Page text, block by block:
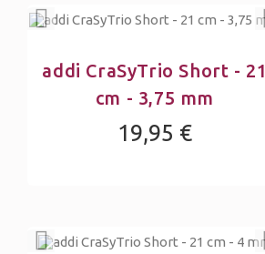
addi CraSyTrio Short - 21
cm - 3,75 mm
19,95 €